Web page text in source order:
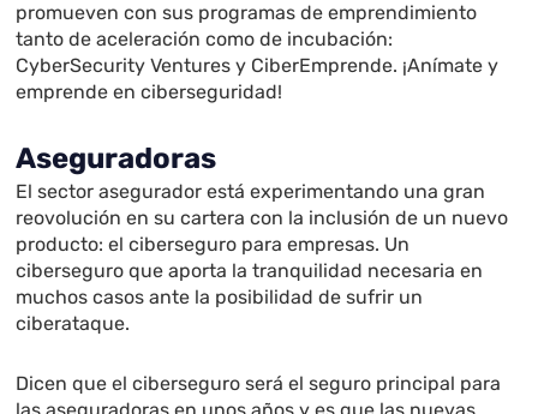
promueven con sus programas de emprendimiento
tanto de aceleración como de incubación:
CyberSecurity Ventures y CiberEmprende. ¡Anímate y
emprende en ciberseguridad!
Aseguradoras
El sector asegurador está experimentando una gran
reovolución en su cartera con la inclusión de un nuevo
producto: el ciberseguro para empresas. Un
ciberseguro que aporta la tranquilidad necesaria en
muchos casos ante la posibilidad de sufrir un
ciberataque.
Dicen que el ciberseguro será el seguro principal para